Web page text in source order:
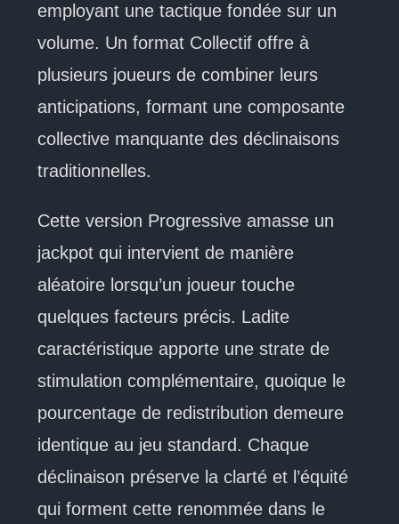
employant une tactique fondée sur un
volume. Un format Collectif offre à
plusieurs joueurs de combiner leurs
anticipations, formant une composante
collective manquante des déclinaisons
traditionnelles.
Cette version Progressive amasse un
jackpot qui intervient de manière
aléatoire lorsqu’un joueur touche
quelques facteurs précis. Ladite
caractéristique apporte une strate de
stimulation complémentaire, quoique le
pourcentage de redistribution demeure
identique au jeu standard. Chaque
déclinaison préserve la clarté et l’équité
qui forment cette renommée dans le